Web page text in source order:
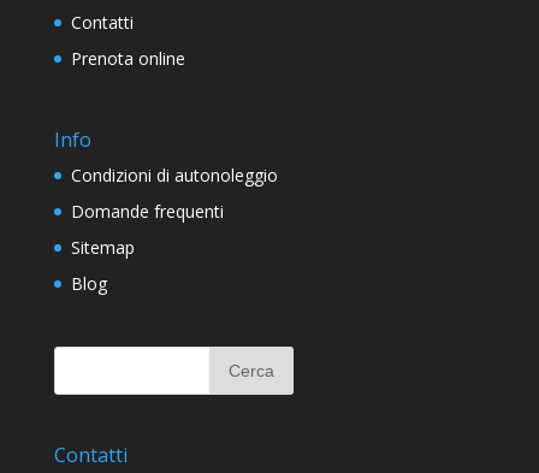
Contatti
Prenota online
Info
Condizioni di autonoleggio
Domande frequenti
Sitemap
Blog
Contatti